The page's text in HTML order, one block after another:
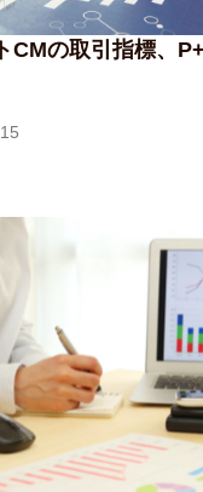
CMの取引指標、